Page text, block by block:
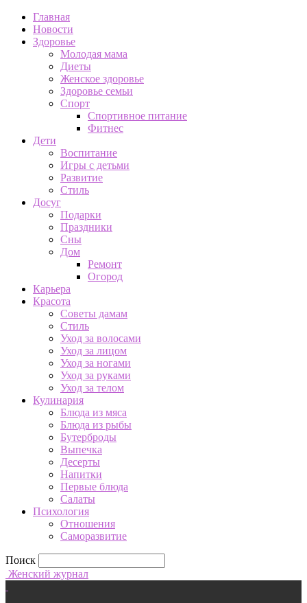
Главная
Новости
Здоровье
Молодая мама
Диеты
Женское здоровье
Здоровье семьи
Спорт
Спортивное питание
Фитнес
Дети
Воспитание
Игры с детьми
Развитие
Стиль
Досуг
Подарки
Праздники
Сны
Дом
Ремонт
Огород
Карьера
Красота
Советы дамам
Стиль
Уход за волосами
Уход за лицом
Уход за ногами
Уход за руками
Уход за телом
Кулинария
Блюда из мяса
Блюда из рыбы
Бутерброды
Выпечка
Десерты
Напитки
Первые блюда
Салаты
Психология
Отношения
Саморазвитие
Поиск
Женский журнал